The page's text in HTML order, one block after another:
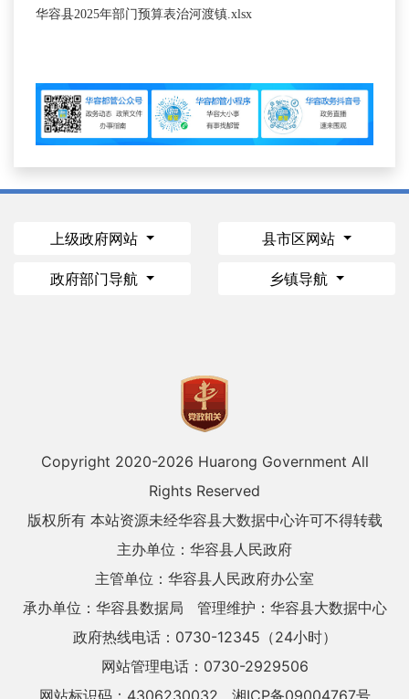
华容县2025年部门预算表治河渡镇.xlsx
上级政府网站 县市区网站
政府部门导航 乡镇导航
Copyright 2020-2026 Huarong Government All
Rights Reserved
版权所有 本站资源未经华容县大数据中心许可不得转载
主办单位：华容县人民政府
主管单位：华容县人民政府办公室
承办单位：华容县数据局
管理维护：华容县大数据中心
政府热线电话：0730-12345（24小时）
网站管理电话：0730-2929506
网站标识码：4306230032
湘ICP备09004767号